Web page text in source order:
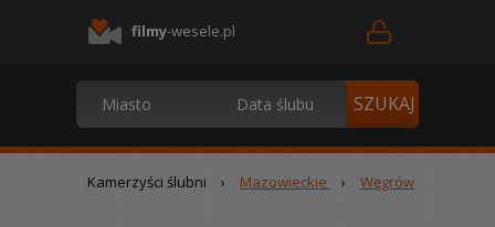
filmy-wesele.pl
Kamerzyści ślubni › Mazowieckie › Węgrów